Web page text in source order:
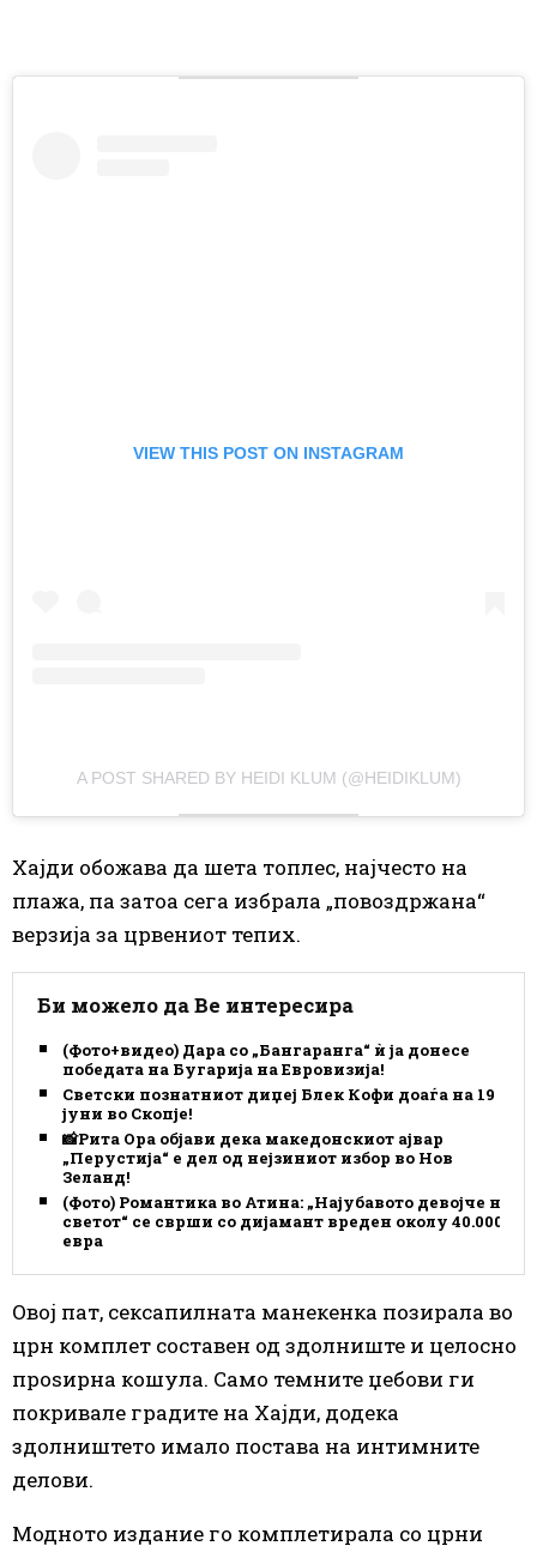
VIEW THIS POST ON INSTAGRAM
A POST SHARED BY HEIDI KLUM (@HEIDIKLUM)
Хајди обожава да шета топлес, најчесто на
плажа, па затоа сега избрала „повоздржана“
верзија за црвениот тепих.
Би можело да Ве интересира
(Фото+видео) Дара со „Бангаранга“ ѝ ја донесе
победата на Бугарија на Евровизија!
Светски познатниот диџеј Блек Кофи доаѓа на 19
јуни во Скопје!
📸Рита Ора објави дека македонскиот ајвар
„Перустија“ е дел од нејзиниот избор во Нов
Зеланд!
(Фото) Романтика во Атина: „Најубавото девојче на
светот“ се сврши со дијамант вреден околу 40.000
евра
Овој пат, сексапилната манекенка позирала во
црн комплет составен од здолниште и целосно
проѕирна кошула. Само темните џебови ги
покривале градите на Хајди, додека
здолништето имало постава на интимните
делови.
Модното издание го комплетирала со црни